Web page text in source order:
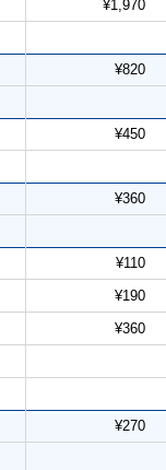
¥1,970
¥820
¥450
¥360
¥110
¥190
¥360
¥270